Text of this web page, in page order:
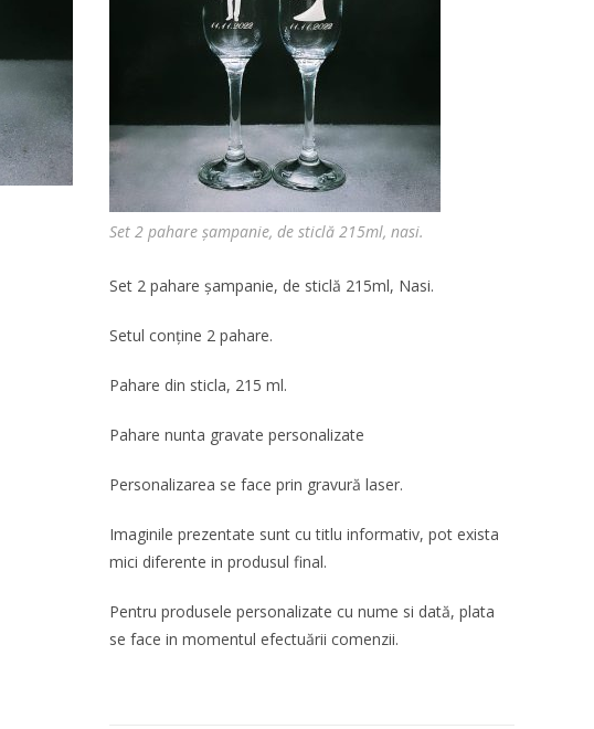
Set 2 pahare șampanie, de sticlă 215ml, nasi.
Set 2 pahare șampanie, de sticlă 215ml, Nasi.
Setul conţine 2 pahare.
Pahare din sticla, 215 ml.
Pahare nunta gravate personalizate
Personalizarea se face prin gravură laser.
Imaginile prezentate sunt cu titlu informativ, pot exista
mici diferente in produsul final.
Pentru produsele personalizate cu nume si dată, plata
se face in momentul efectuării comenzii.